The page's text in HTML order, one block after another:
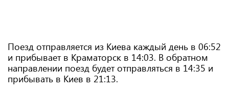
Поезд отправляется из Киева каждый день в 06:52
и прибывает в Краматорск в 14:03. В обратном
направлении поезд будет отправляться в 14:35 и
прибывать в Киев в 21:13.